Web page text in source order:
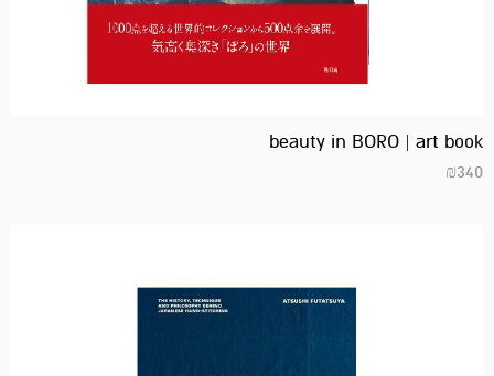
beauty in BORO | art book
₪340